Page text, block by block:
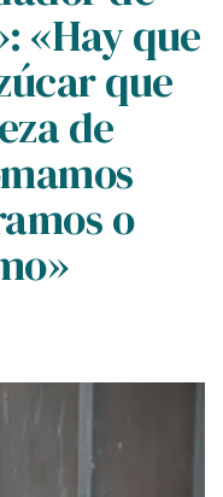
«Hay que
que
de
o